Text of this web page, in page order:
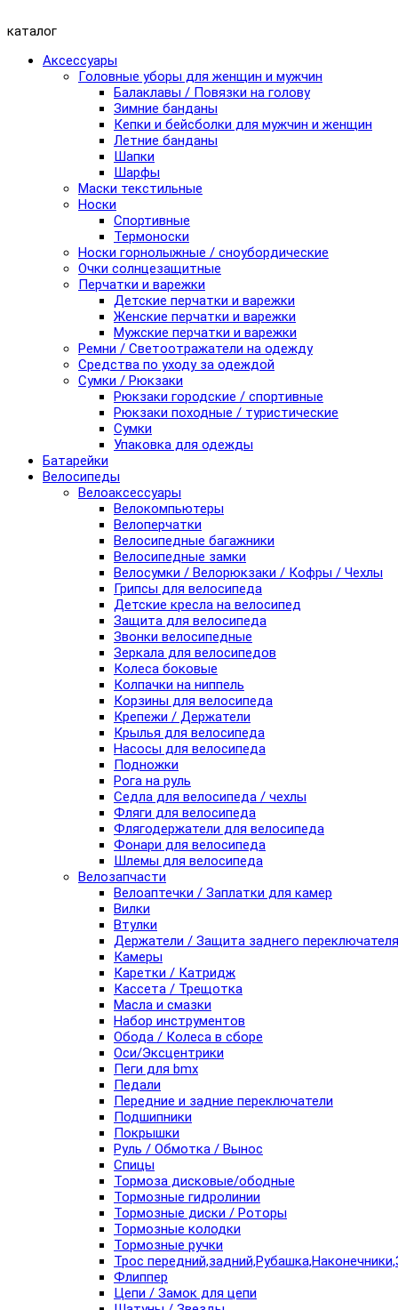
каталог
Аксессуары
Головные уборы для женщин и мужчин
Балаклавы / Повязки на голову
Зимние банданы
Кепки и бейсболки для мужчин и женщин
Летние банданы
Шапки
Шарфы
Маски текстильные
Носки
Спортивные
Термоноски
Носки горнолыжные / сноубордические
Очки солнцезащитные
Перчатки и варежки
Детские перчатки и варежки
Женские перчатки и варежки
Мужские перчатки и варежки
Ремни / Светоотражатели на одежду
Средства по уходу за одеждой
Сумки / Рюкзаки
Рюкзаки городские / спортивные
Рюкзаки походные / туристические
Сумки
Упаковка для одежды
Батарейки
Велосипеды
Велоаксессуары
Велокомпьютеры
Велоперчатки
Велосипедные багажники
Велосипедные замки
Велосумки / Велорюкзаки / Кофры / Чехлы
Грипсы для велосипеда
Детские кресла на велосипед
Защита для велосипеда
Звонки велосипедные
Зеркала для велосипедов
Колеса боковые
Колпачки на ниппель
Корзины для велосипеда
Крепежи / Держатели
Крылья для велосипеда
Насосы для велосипеда
Подножки
Рога на руль
Седла для велосипеда / чехлы
Фляги для велосипеда
Флягодержатели для велосипеда
Фонари для велосипеда
Шлемы для велосипеда
Велозапчасти
Велоаптечки / Заплатки для камер
Вилки
Втулки
Держатели / Защита заднего переключателя
Камеры
Каретки / Катридж
Кассета / Трещотка
Масла и смазки
Набор инструментов
Обода / Колеса в сборе
Оси/Эксцентрики
Пеги для bmx
Педали
Передние и задние переключатели
Подшипники
Покрышки
Руль / Обмотка / Вынос
Спицы
Тормоза дисковые/ободные
Тормозные гидролинии
Тормозные диски / Роторы
Тормозные колодки
Тормозные ручки
Трос
Флиппер
Цепи / Замок для цепи